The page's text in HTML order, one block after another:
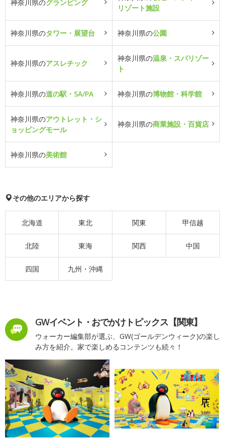
神奈川県のグランピング
リゾート施設
神奈川県のタワー・展望台 神奈川県の公園
神奈川県のアスレチック
神奈川県の温泉・スパリゾー
ト
神奈川県の道の駅・SA/PA 神奈川県の博物館・科学館
神奈川県のアウトレット・シ
ョッピングモール
神奈川県の商業施設・百貨店
神奈川県の美術館
その他のエリアから探す
北海道 東北 関東 甲信越
北陸 東海 関西 中国
四国 九州・沖縄
GWイベント・おでかけトピックス【関東】
ウォーカー編集部が選ぶ、GW(ゴールデンウィーク)の楽し
み方を紹介。家で楽しめるコンテンツも続々！